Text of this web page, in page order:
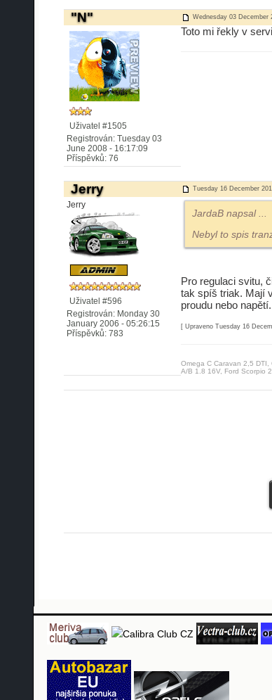
"N" Wednesday 03 December
Uživatel #1505
Registrován: Tuesday 03
June 2008 - 16:17:09
Příspěvků: 76
Toto mi řekly v
Jerry Tuesday 16 December
Jerry
Uživatel #596
Registrován: Monday 30
January 2006 - 05:26:15
Příspěvků: 783
JardaB napsal...
Nebyl to spis
Pro regulaci svitu,
tak spíš triak. Mají
proudu nebo napětí.
[ Upraveno Tuesday 16
Omega C Caravan 2,5
A/B 1.8 16V, Ford Scorpio